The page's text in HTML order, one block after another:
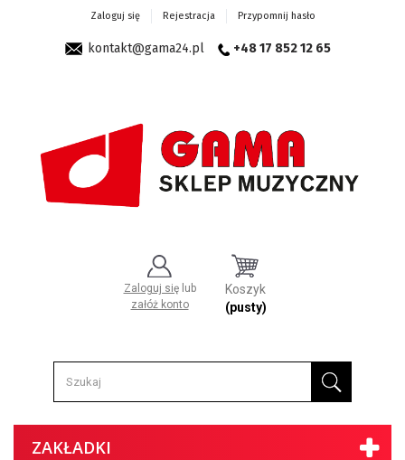
Zaloguj się Rejestracja Przypomnij hasło
kontakt@gama24.pl +48 17 852 12 65
Zaloguj się lub
załóż konto
Koszyk
(pusty)
ZAKŁADKI